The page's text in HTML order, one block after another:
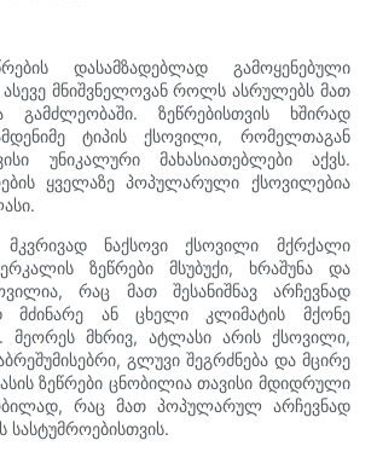
დასამზადებლად გამოყენებული
მნიშვნელოვან როლს ასრულებს მათ
ზეწრებისთვის ხშირად
ტიპის ქსოვილი, რომელთაგან
უნიკალური მახასიათებლები აქვს.
ყველაზე პოპულარული ქსოვილებია
ნაქსოვი ქსოვილი მქრქალი
ზეწრები მსუბუქი, ხრაშუნა და
რაც მათ შესანიშნავ არჩევნად
მძინარე ან ცხელი კლიმატის მქონე
მეორეს მხრივ, ატლასი არის ქსოვილი,
გლუვი შეგრძნება და მცირე
ზეწრები ცნობილია თავისი მდიდრული
რაც მათ პოპულარულ არჩევნად
სასტუმროებისთვის.